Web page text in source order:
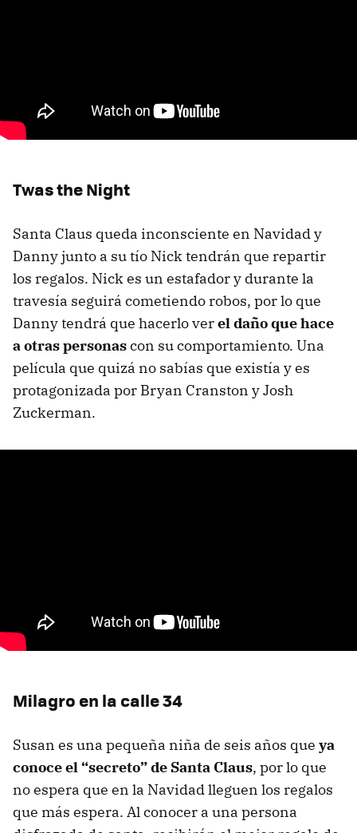
Twas the Night
Santa Claus queda inconsciente en Navidad y
Danny junto a su tío Nick tendrán que repartir
los regalos. Nick es un estafador y durante la
travesía seguirá cometiendo robos, por lo que
Danny tendrá que hacerlo verel daño que hace
a otras personascon su comportamiento. Una
película que quizá no sabías que existía y es
protagonizada por Bryan Cranston y Josh
Zuckerman.
Milagro en la calle 34
Susan es una pequeña niña de seis años que ya
conoce el “secreto” de Santa Claus, por lo que
no espera que en la Navidad lleguen los regalos
que más espera. Al conocer a una persona